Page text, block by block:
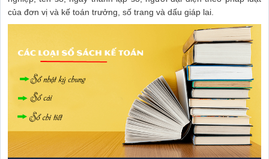
của đơn vị và kế toán trưởng, số trang và dấu giáp lai.